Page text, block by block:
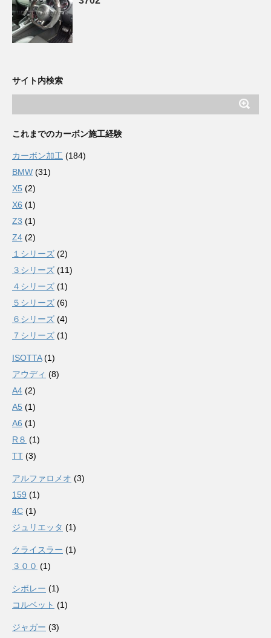
サイト内検索
これまでのカーボン施工経験
カーボン加工 (184)
BMW (31)
X5 (2)
X6 (1)
Z3 (1)
Z4 (2)
１シリーズ (2)
３シリーズ (11)
４シリーズ (1)
５シリーズ (6)
６シリーズ (4)
７シリーズ (1)
ISOTTA(1)
アウディ (8)
A4 (2)
A5 (1)
A6 (1)
R８ (1)
TT (3)
アルファロメオ (3)
159 (1)
4C (1)
ジュリエッタ (1)
クライスラー (1)
３００ (1)
シボレー (1)
コルベット (1)
ジャガー (3)